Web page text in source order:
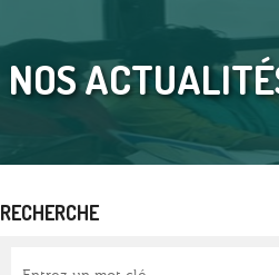
NOS
RECHERCHE